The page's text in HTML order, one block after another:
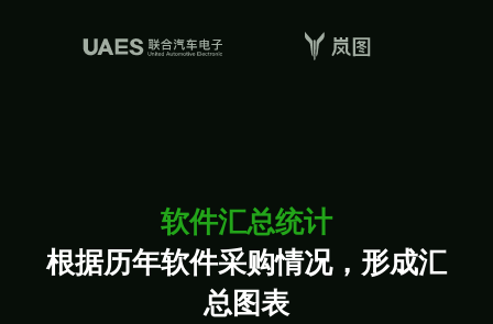
软件汇总统计
根据历年软件采购情况，形成汇
总图表